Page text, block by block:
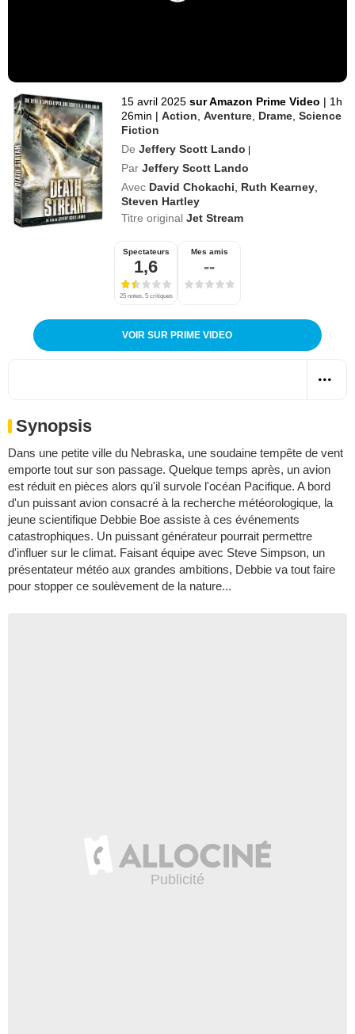
15 avril 2025 sur Amazon Prime Video | 1h
26min | Action ,Aventure Drame ,Science
Fiction
De Jeffery Scott Lando |
Par Jeffery Scott Lando
Avec David Chokachi Ruth Kearney
Steven Hartley
Titre originalJet Stream
Spectateurs
1,6
25 notes, 5 critiques
Mes amis
--
VOIR SUR PRIME VIDEO
Synopsis
Dans une petite ville du Nebraska, une soudaine tempête de vent
emporte tout sur son passage. Quelque temps après, un avion
est réduit en pièces alors qu'il survole l'océan Pacifique. A bord
d'un puissant avion consacré à la recherche météorologique, la
jeune scientifique Debbie Boe assiste à ces événements
catastrophiques. Un puissant générateur pourrait permettre
d'influer sur le climat. Faisant équipe avec Steve Simpson, un
présentateur météo aux grandes ambitions, Debbie va tout faire
pour stopper ce soulèvement de la nature...